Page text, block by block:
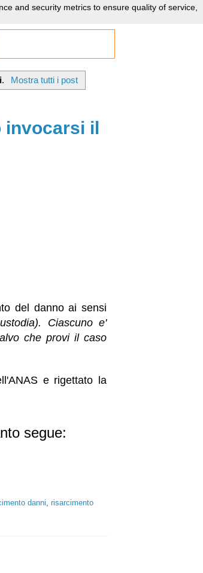
. Mostra tutti i post
invocarsi il
del danno ai sensi
Ciascuno e'
che provi il caso
e rigettato la
segue:
danni, risarcimento
and security metrics to ensure quality of service,